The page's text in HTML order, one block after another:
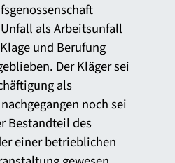
als Arbeitsunfall
und Berufung
Der Kläger sei
als
noch sei
Bestandteil des
einer betrieblichen